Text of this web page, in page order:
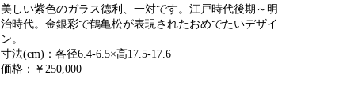
美しい紫色のガラス徳利、一対です。江戸時代後期～明
治時代。金銀彩で鶴亀松が表現されたおめでたいデザイ
ン。
寸法(cm)：各径6.4-6.5×高17.5-17.6
価格：￥250,000